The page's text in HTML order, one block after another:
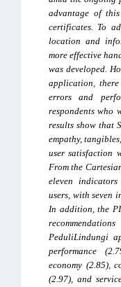
advantage of
certificates. To
location and
more effective
was developed.
application,
errors and
respondents who
results show that
empathy,
user satisfaction
From the
eleven
users, with seven
In addition, the
PeduliLindungi
performance
economy (2.85),
(2.97), and